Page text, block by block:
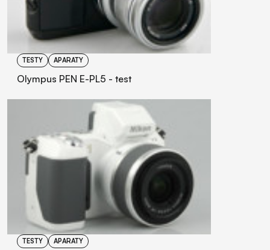
TESTY APARATY
Olympus PEN E-PL5 - test
TESTY APARATY